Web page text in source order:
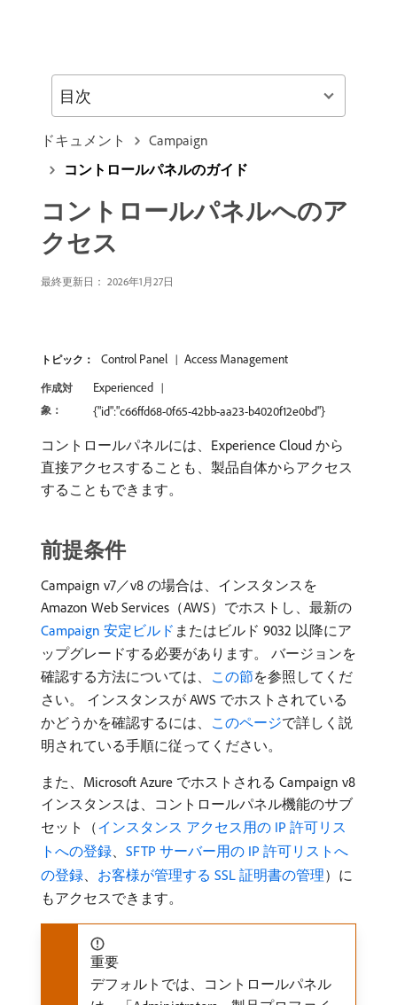
ドキュメント
Campaign
コントロールパネルのガイド
コントロールパネルへのア
クセス
最終更新日： 2026年1月27日
トピック： Control Panel Access Management
作成対
象：
Experienced
{"id":"c66ffd68-0f65-42bb-aa23-b4020f12e0bd"}
コントロールパネルには、Experience Cloud から
直接アクセスすることも、製品自体からアクセス
することもできます。
前提条件
Campaign v7／v8 の場合は、インスタンスを
Amazon Web Services（AWS）でホストし、最新の
Campaign 安定ビルド またはビルド 9032 以降にア
ップグレードする必要があります。 バージョンを
確認する方法については、 この節を参照してくだ
さい。 インスタンスが AWS でホストされている
かどうかを確認するには、 このページで詳しく説
明されている手順に従ってください。
また、Microsoft Azure でホストされる Campaign v8
インスタンスは、コントロールパネル機能のサブ
セット（インスタンス アクセス用の IP 許可リス
トへの登録、 SFTP サーバー用の IP 許可リストへ
の登録、 お客様が管理する SSL 証明書の管理）に
もアクセスできます。
重要
デフォルトでは、コントロールパネル
目次